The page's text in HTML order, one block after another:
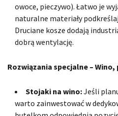
owoce, pieczywo). Łatwo je
naturalne materiały
Druciane kosze dodają
dobrą wentylację.
Rozwiązania specjalne –
Stojaki na wino:Jeśli
warto zainwestować w